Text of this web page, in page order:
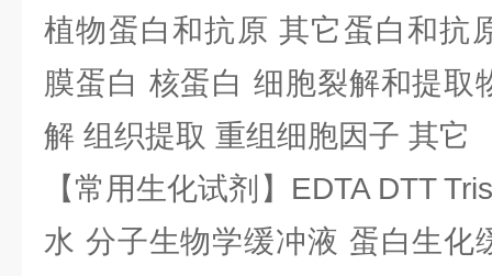
植物蛋白和抗原 其它蛋白和抗
膜蛋白 核蛋白 细胞裂解和提取
解 组织提取 重组细胞因子 其它
【常用生化试剂】EDTA DTT
水 分子生物学缓冲液 蛋白生化